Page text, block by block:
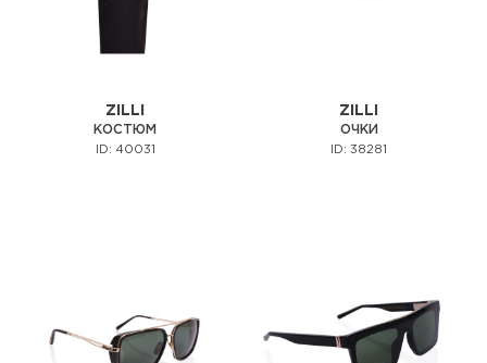
ZILLI
КОСТЮМ
ID: 40031
ZILLI
ОЧКИ
ID: 38281